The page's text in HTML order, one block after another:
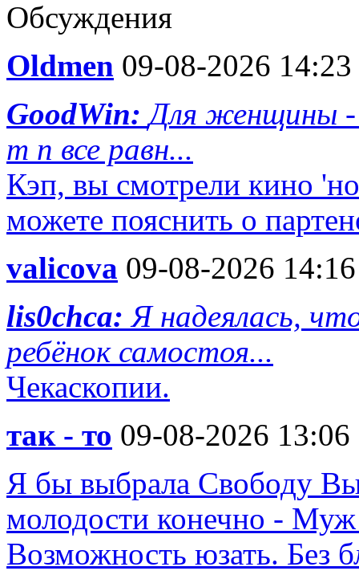
Обсуждения
Oldmen 09-08-2026 14:23
GoodWin:Для женщины -
т п все равн...
Кэп, вы смотрели кино
можете пояснить о
valicova 09-08-2026 14:16
lis0chca:Я надеялась,
ребёнок самостоя...
Чекаскопии.
так - то 09-08-2026 13:06
Я бы выбрала Свободу
молодости конечно - Муж
Возможность юзать. Без